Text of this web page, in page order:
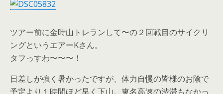
ツアー前に金時山トレランして〜の２回戦目のサイクリ
ングというエアーKさん。
タフっすわ〜〜〜！
日差しが強く暑かったですが、体力自慢の皆様のお陰で
予定より１時間ほど早く下山。東名高速の渋滞もなかっ